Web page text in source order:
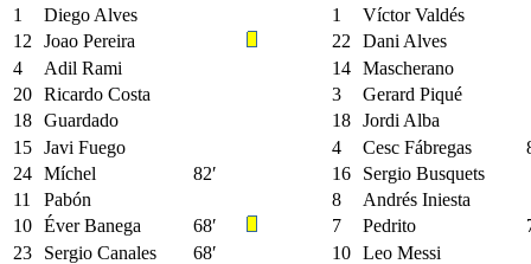
1
Diego Alves 1
Víctor Valdés
12
Joao Pereira 22
Dani Alves
4
Adil Rami 14 Mascherano
20 Ricardo Costa 3
Gerard Piqué
18 Guardado 18 Jordi Alba
15 Javi Fuego 4 Cesc Fábregas
24 Míchel 82′ 16
Sergio Busquets
11
Pabón 8
Andrés Iniesta
10 Éver Banega 68′ 7 Pedrito
23
Sergio Canales 68′ 10 Leo Messi